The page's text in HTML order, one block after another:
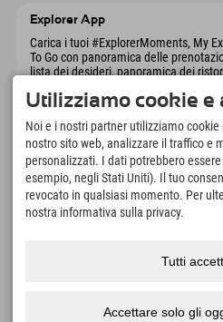
Explorer App
Carica i tuoi #ExplorerMoments, My
To Go con panoramica delle
lista dei desideri, panoramica dei
È tempo di momenti da esploratore
166
Laghi di montagna e piscine
avventura
8.991km
Utilizziamo cookie e
Noi e i nostri partner utilizziamo
nostro sito web, analizzare il traffico e
personalizzati. I dati potrebbero
esempio, negli Stati Uniti). Il tuo
revocato in qualsiasi momento. Per
nostra informativa sulla privacy.
Tutti
Accettare solo gli